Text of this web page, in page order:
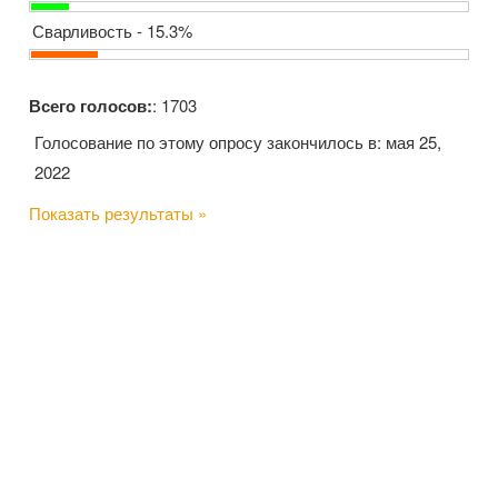
Сварливость - 15.3%
Всего голосов:: 1703
Голосование по этому опросу закончилось в: мая 25,
2022
Показать результаты »